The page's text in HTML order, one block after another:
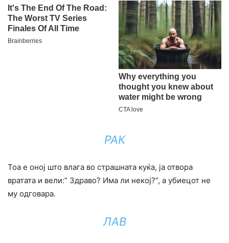
РАК
Тоа е оној што влага во страшната куќа, ја отвора
вратата и вели:” Здраво? Има ли некој?”, а убиецот не
му одговара.
ЛАВ